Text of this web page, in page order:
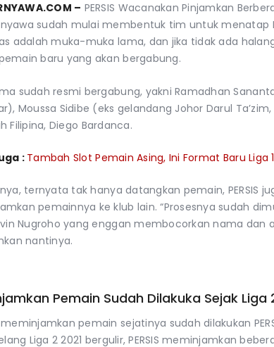
– PERSIS Wacanakan Pinjamkan
sudah mulai membentuk tim untuk menatap
adalah muka-muka lama, dan jika tidak ada
baru yang akan bergabung.
sudah resmi bergabung, yakni Ramadhan
Moussa Sidibe (eks gelandang Johor Darul
Filipina, Diego Bardanca.
:Tambah Slot Pemain Asing, Ini Format Baru Liga 1
ternyata tak hanya datangkan pemain, PERSIS
pemainnya ke klub lain. “Prosesnya sudah
Nugroho yang enggan membocorkan nama dan
nantinya.
Pemain Sudah Dilakuka Sejak Liga
pemain sejatinya sudah dilakukan
Liga 2 2021 bergulir, PERSIS meminjamkan